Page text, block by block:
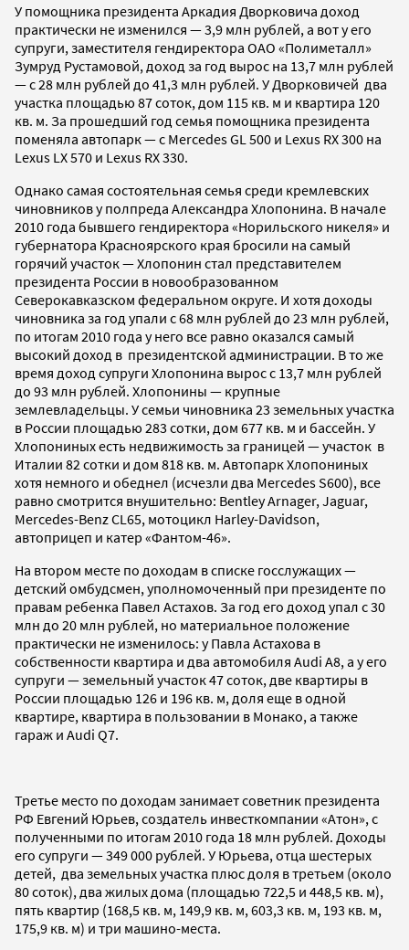
У помощника президента Аркадия Дворковича доход
практически не изменился — 3,9 млн рублей, а вот у его
супруги, заместителя гендиректора ОАО «Полиметалл»
Зумруд Рустамовой, доход за год вырос на 13,7 млн рублей
— с 28 млн рублей до 41,3 млн рублей. У Дворковичей два
участка площадью 87 соток, дом 115 кв. м и квартира 120
кв. м. За прошедший год семья помощника президента
поменяла автопарк — с Mercedes GL 500 и Lexus RX 300 на
Lexus LX 570 и Lexus RX 330.
Однако самая состоятельная семья среди кремлевских
чиновников у полпреда Александра Хлопонина. В начале
2010 года бывшего гендиректора «Норильского никеля» и
губернатора Красноярского края бросили на самый
горячий участок — Хлопонин стал представителем
президента России в новообразованном
Северокавказском федеральном округе. И хотя доходы
чиновника за год упали с 68 млн рублей до 23 млн рублей,
по итогам 2010 года у него все равно оказался самый
высокий доход в президентской администрации. В то же
время доход супруги Хлопонина вырос с 13,7 млн рублей
до 93 млн рублей. Хлопонины — крупные
землевладельцы. У семьи чиновника 23 земельных участка
в России площадью 283 сотки, дом 677 кв. м и бассейн. У
Хлопониных есть недвижимость за границей — участок в
Италии 82 сотки и дом 818 кв. м. Автопарк Хлопониных
хотя немного и обеднел (исчезли два Mercedes S600), все
равно смотрится внушительно: Bentley Arnager, Jaguar,
Mercedes-Benz СL65, мотоцикл Harley-Davidson,
автоприцеп и катер «Фантом-46».
На втором месте по доходам в списке госслужащих —
детский омбудсмен, уполномоченный при президенте по
правам ребенка Павел Астахов. За год его доход упал с 30
млн до 20 млн рублей, но материальное положение
практически не изменилось: у Павла Астахова в
собственности квартира и два автомобиля Audi А8, а у его
супруги — земельный участок 47 соток, две квартиры в
России площадью 126 и 196 кв. м, доля еще в одной
квартире, квартира в пользовании в Монако, а также
гараж и Audi Q7.
Третье место по доходам занимает советник президента
РФ Евгений Юрьев, создатель инвесткомпании «Атон», с
полученными по итогам 2010 года 18 млн рублей. Доходы
его супруги — 349 000 рублей. У Юрьева, отца шестерых
детей, два земельных участка плюс доля в третьем (около
80 соток), два жилых дома (площадью 722,5 и 448,5 кв. м),
пять квартир (168,5 кв. м, 149,9 кв. м, 603,3 кв. м, 193 кв. м,
175,9 кв. м) и три машино-места.